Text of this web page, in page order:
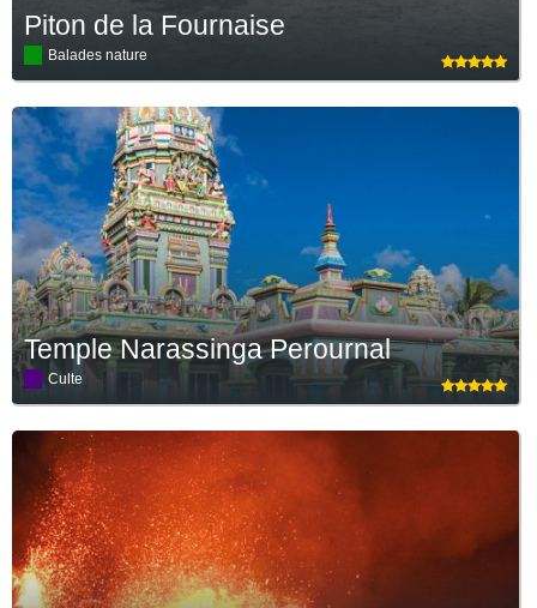
Piton de la Fournaise
Balades nature
Temple Narassinga Perournal
Culte